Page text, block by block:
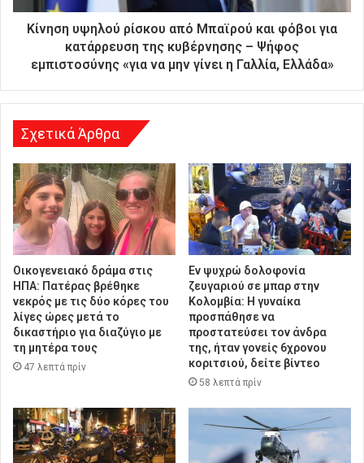
η
Κίνηση υψηλού ρίσκου από Μπαϊρού και φόβοι για
κατάρρευση της κυβέρνησης – Ψήφος
εμπιστοσύνης «για να μην γίνει η Γαλλία, Ελλάδα»
Σχετικά Άρθρα
Οικογενειακό δράμα στις
ΗΠΑ: Πατέρας βρέθηκε
νεκρός με τις δύο κόρες του
λίγες ώρες μετά το
δικαστήριο για διαζύγιο με
τη μητέρα τους
47 λεπτά πρίν
Εν ψυχρώ δολοφονία
ζευγαριού σε μπαρ στην
Κολομβία: Η γυναίκα
προσπάθησε να
προστατεύσει τον άνδρα
της, ήταν γονείς 6χρονου
κοριτσιού, δείτε βίντεο
58 λεπτά πρίν